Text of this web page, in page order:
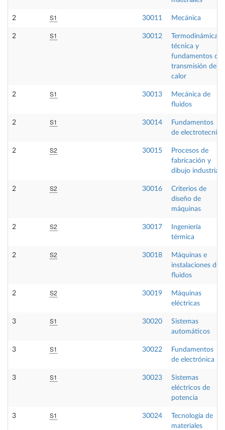
2 S1 30011 Mecánica
2 S1 30012
Termodinámica
técnica y
fundamentos de
transmisión de
calor
2 S1 30013
Mecánica de
fluidos
2 S1 30014
Fundamentos
de electrotecnia
2 S2 30015
Procesos de
fabricación y
dibujo industrial
2 S2 30016
Criterios de
diseño de
máquinas
2 S2 30017
Ingeniería
térmica
2 S2 30018
Máquinas e
instalaciones de
fluidos
2 S2 30019
Máquinas
eléctricas
3 S1 30020
Sistemas
automáticos
3 S1 30022
Fundamentos
de electrónica
3 S1 30023
Sistemas
eléctricos de
potencia
3 S1 30024
Tecnología de
materiales